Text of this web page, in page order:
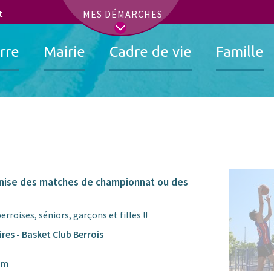
MES DÉMARCHES
Mairie Cadre de vie Famille
des matches de championnat ou des
séniors, garçons et filles !!
- Basket Club Berrois